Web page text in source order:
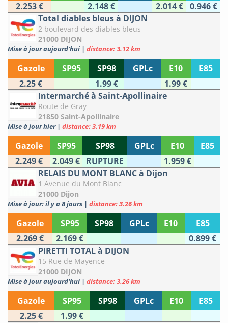
2.253 €
2.148 € 2.014 €
0.946 €
Total diables bleus à DIJON
2 boulevard des diables bleus
21000 DIJON
Mise à jour aujourd'hui | distance: 3.12 km
Gazole SP95 SP98 GPLc E10
E85
2.25 €
1.99 €
1.99 €
Intermarché à Saint-Apollinaire
Route de Gray
21850 Saint-Apollinaire
Mise à jour hier | distance: 3.19 km
Gazole SP95 SP98 GPLc E10
E85
2.249 €
2.049 € RUPTURE
1.959 €
RELAIS DU MONT BLANC à Dijon
1 Avenue du Mont Blanc
21000 Dijon
Mise à jour: il y a 8 jours | distance: 3.26 km
Gazole SP95 SP98 GPLc E10
E85
2.269 €
2.169 €
0.899 €
PIRETTI TOTAL à DIJON
15 Rue de Mayence
21000 DIJON
Mise à jour aujourd'hui | distance: 3.26 km
Gazole SP95 SP98 GPLc E10
E85
2.25 €
1.99 €